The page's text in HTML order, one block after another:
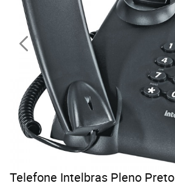
Telefone Intelbras Pleno Preto